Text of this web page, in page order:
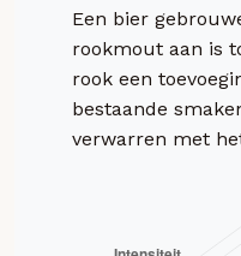
Een bier
rookmout aan is
rook een
bestaande
verwarren met